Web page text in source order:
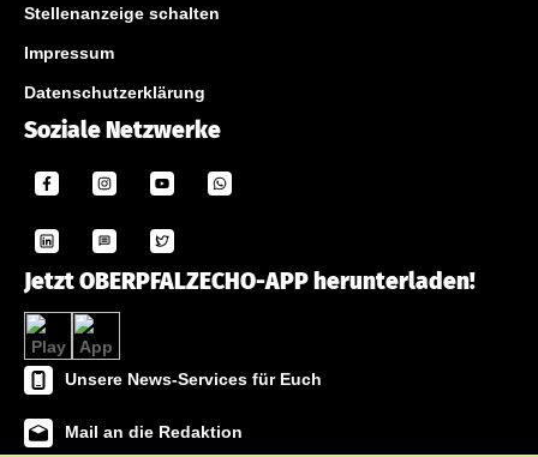
Stellenanzeige schalten
Impressum
Datenschutzerklärung
Soziale Netzwerke
Jetzt OBERPFALZECHO-APP herunterladen!
Unsere News-Services für Euch
Mail an die Redaktion